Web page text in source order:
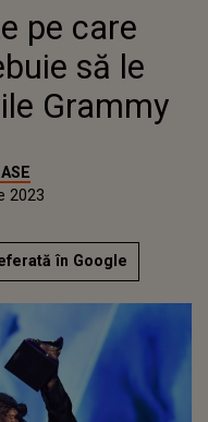
SĂ LE URMEZE
pe care
să le
Grammy
2023
în Google